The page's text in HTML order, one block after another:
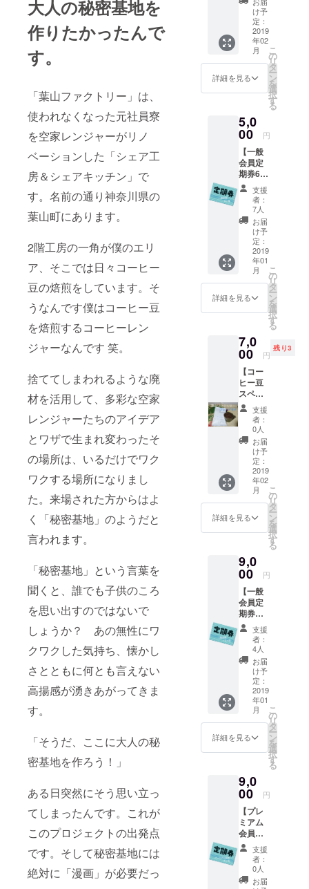
大人の秘密基地を
作りたかったんで
す。
「葉山ファクトリー」は、
使われなくなった元社員寮
を空家レンジャーがリノ
ベーションした「シェア工
房＆シェアキッチン」で
す。名前の通り神奈川県の
葉山町にあります。
2階工房の一角が僕のエリ
ア、そこでは日々コーヒー
豆の焙煎をしています。そ
うなんです僕はコーヒー豆
を焙煎するコーヒーレン
ジャーなんです 笑。
捨ててしまわれるような廃
材を活用して、多彩な空家
レンジャーたちのアイデア
とワザで生まれ変わったそ
の場所は、いるだけでワク
ワクする場所になりまし
た。来場された方からはよ
く「秘密基地」のようだと
言われます。
「秘密基地」という言葉を
聞くと、誰でも子供のころ
を思い出すのではないで
しょうか？ あの無性にワ
クワクした気持ち、懐かし
さとともに何とも言えない
高揚感が湧きあがってきま
す。
「そうだ、ここに大人の秘
密基地を作ろう！」
ある日突然にそう思い立っ
てしまったんです。これが
このプロジェクトの出発点
です。そして秘密基地には
絶対に「漫画」が必要だっ
ジャー
が焙煎
した新
鮮な
コー
ヒー豆
を
200g(生
重さ、
焙煎に
より目
減りし
ます) オ
リジナ
ルブレ
ンド
「葉山
ファク
トリー
ブレン
ドネ
オ」ま
たは
「カ
フェイ
お選び
いただ
けま
す。
豆、
粉、ド
リップ
バッグ
からお
選びく
ださ
い。 ド
リップ
バッグ
の場合
12個に
なりま
筆お手
紙を添
け予
定：
2019
年02
月
詳細を見る
こ
の
リ
タ
ー
ン
を
選
択
す
る
5,0
00 円
【一般
会員定
期券6ヶ
月】通
常6,000
円 会員
ルーム
が6ヶ月
間(2019
年1月〜
6月)い
つでも
使える
定期券
を発行
しま
支援感
謝の直
筆お手
紙を添
えて
支援
者：
7人
お届
け予
定：
2019
年01
月
詳細を見る
こ
の
リ
タ
ー
ン
を
選
択
す
る
7,0
00 円
残り3
【コー
ヒー豆
スペ
シャル
セット
600g】
コー
ヒーレ
ジャー
が焙煎
した 厳
選コー
ヒー豆
各種
600g(生
重さ、
焙煎に
より目
減りし
ます) ・
オリジ
ナル
「葉山
ファク
トリー
ブレン
ドネ
オ」
200g ・
美味し
さその
まま
ブラジ
ル」
200g ・
魅惑の
香り最
上級モ
カ「モ
カマタ
リ」
100g ・
支援
者：
0人
お届
け予
定：
2019
年02
月
詳細を見る
こ
の
リ
タ
ー
ン
を
選
択
す
る
9,0
00 円
【一般
会員定
期券
12ヶ
月】通
11,000
円 会員
ルーム
が12ヶ
月間
(2019年
1月〜12
月)いつ
でも使
える定
発行し
ます。
ご支援
感謝の
直筆お
手紙を
添えて
支援
者：
4人
お届
け予
定：
2019
年01
月
詳細を見る
こ
の
リ
タ
ー
ン
を
選
択
す
る
9,0
00 円
【プレ
ミアム
会員定
期券6ヶ
月】通
常価格
12,000
支援
者：
0人
お届